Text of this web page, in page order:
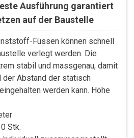
Ausführung garantiert
auf der Baustelle
Füssen können schnell
verlegt werden. Die
stabil und massgenau, damit
der Abstand der statisch
werden kann. Höhe
Stk.